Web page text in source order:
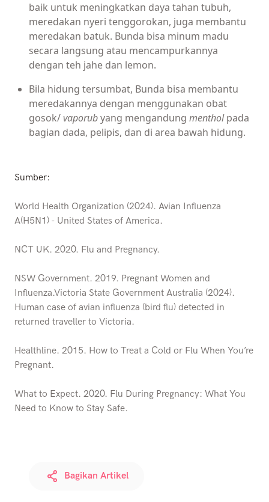
baik untuk meningkatkan daya tahan tubuh,
meredakan nyeri tenggorokan, juga membantu
meredakan batuk. Bunda bisa minum madu
secara langsung atau mencampurkannya
dengan teh jahe dan lemon.
Bila hidung tersumbat, Bunda bisa membantu
meredakannya dengan menggunakan obat
gosok/vaporubyang mengandung mentholpada
bagian dada, pelipis, dan di area bawah hidung.
Sumber:
World Health Organization (2024). Avian Influenza
A(H5N1) - United States of America.
NCT UK. 2020. Flu and Pregnancy.
NSW Government. 2019. Pregnant Women and
Influenza.Victoria State Government Australia (2024).
Human case of avian influenza (bird flu) detected in
returned traveller to Victoria.
Healthline. 2015. How to Treat a Cold or Flu When You’re
Pregnant.
What to Expect. 2020. Flu During Pregnancy: What You
Need to Know to Stay Safe.
Bagikan Artikel